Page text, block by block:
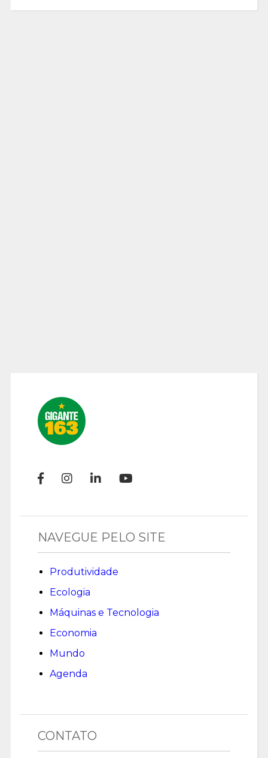
NAVEGUE PELO SITE
Produtividade
Ecologia
Máquinas e Tecnologia
Economia
Mundo
Agenda
CONTATO